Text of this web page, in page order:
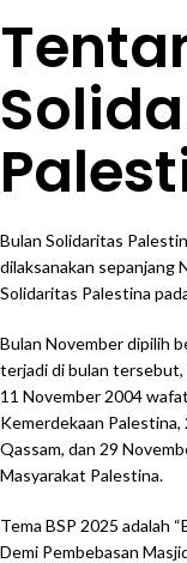
Bulan Solidaritas
dilaksanakan sepanjang
Solidaritas Palestina
Bulan November dipilih
terjadi di bulan tersebut,
11 November 2004
Kemerdekaan
Qassam, dan 29
Masyarakat Palestina.
Tema BSP 2025 adalah
Demi Pembebasan